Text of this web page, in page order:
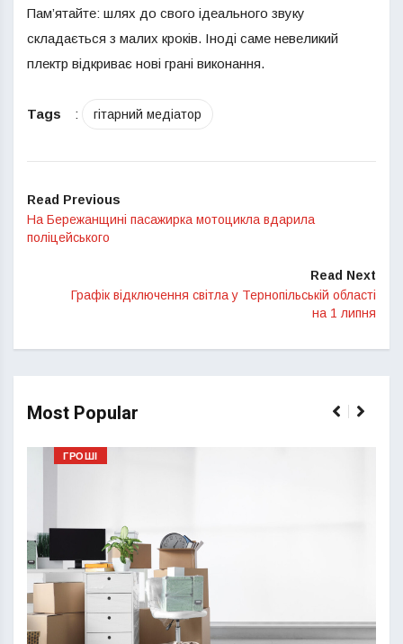
Пам’ятайте: шлях до свого ідеального звуку
складається з малих кроків. Іноді саме невеликий
плектр відкриває нові грані виконання.
Tags : гітарний медіатор
Read Previous
На Бережанщині пасажирка мотоцикла вдарила
поліцейського
Read Next
Графік відключення світла у Тернопільській області
на 1 липня
Most Popular
ГРОШІ